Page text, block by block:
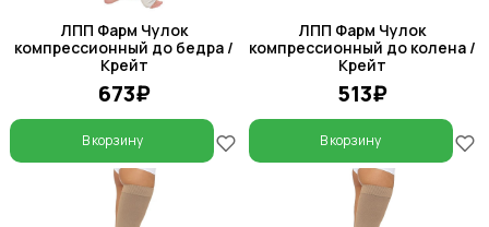
ЛПП Фарм Чулок
компрессионный до бедра /
Крейт
673₽
В корзину
ЛПП Фарм Чулок
компрессионный до колена /
Крейт
513₽
В корзину